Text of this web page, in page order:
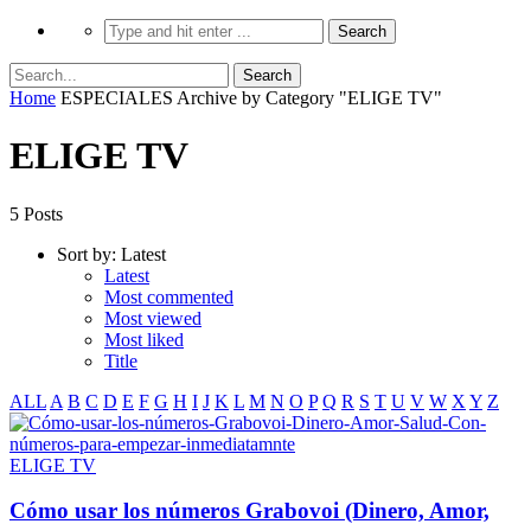
Home ESPECIALES Archive by Category "ELIGE TV"
ELIGE TV
5 Posts
Sort by: Latest
Latest
Most commented
Most viewed
Most liked
Title
ALL A B C D E F G H I J K L M N O P Q R S T U V W X Y Z
ELIGE TV
Cómo usar los números Grabovoi (Dinero, Amor,